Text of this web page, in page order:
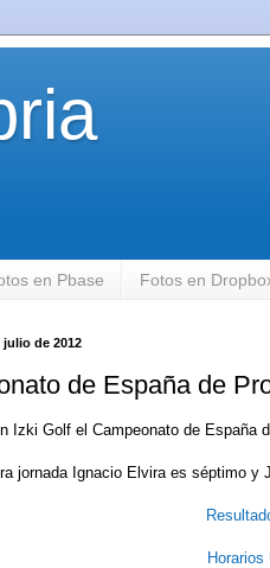
en Pbase Fotos en
julio de 2012
de España de
Izki Golf el Campeonato de España
jornada Ignacio Elvira es séptimo y
Horarios